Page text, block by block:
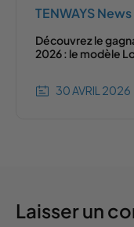
TENWAYS News
Découvrez le
2026 : le modèle
30 AVRIL 2026
Laisser un